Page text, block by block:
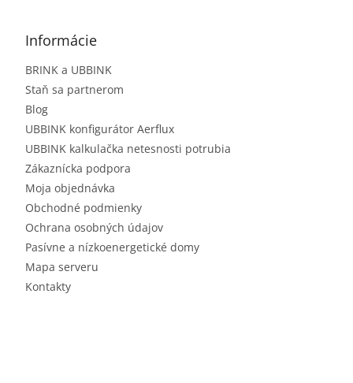
Informácie
BRINK a UBBINK
Staň sa partnerom
Blog
UBBINK konfigurátor Aerflux
UBBINK kalkulačka netesnosti potrubia
Zákaznícka podpora
Moja objednávka
Obchodné podmienky
Ochrana osobných údajov
Pasívne a nízkoenergetické domy
Mapa serveru
Kontakty